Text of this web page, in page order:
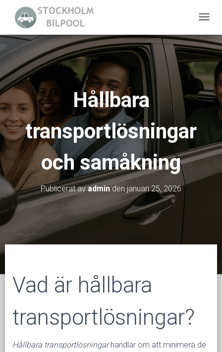
Å
P
Å
A
V
Hållbara
transportlösningar
och samåkning
Publicerat avadmin den januari 25, 2026
Vad är hållbara
transportlösningar?
Hållbara transportlösningarhandlar om att minimera de